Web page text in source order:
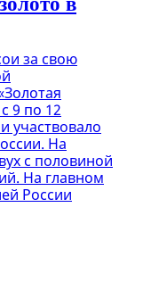
за свою
9 по 12
участвовало
На
с половиной
На главном
России